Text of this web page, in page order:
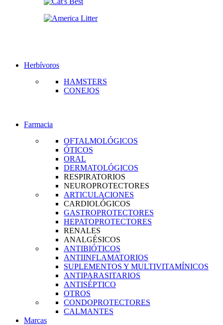
Herbívoros
HAMSTERS
CONEJOS
Farmacia
OFTALMOLÓGICOS
ÓTICOS
ORAL
DERMATOLÓGICOS
RESPIRATORIOS
NEUROPROTECTORES
ARTICULACIONES
CARDIOLÓGICOS
GASTROPROTECTORES
HEPATOPROTECTORES
RENALES
ANALGÉSICOS
ANTIBIÓTICOS
ANTIINFLAMATORIOS
SUPLEMENTOS Y MULTIVITAMÍNICOS
ANTIPARASITARIOS
ANTISÉPTICO
OTROS
CONDOPROTECTORES
CALMANTES
Marcas